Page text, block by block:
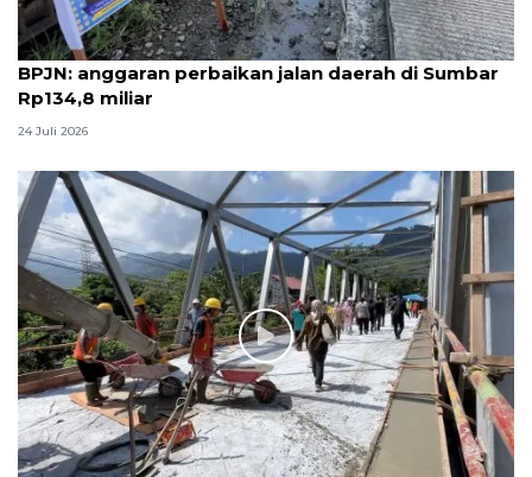
BPJN: anggaran perbaikan jalan daerah di Sumbar
Rp134,8 miliar
24 Juli 2026